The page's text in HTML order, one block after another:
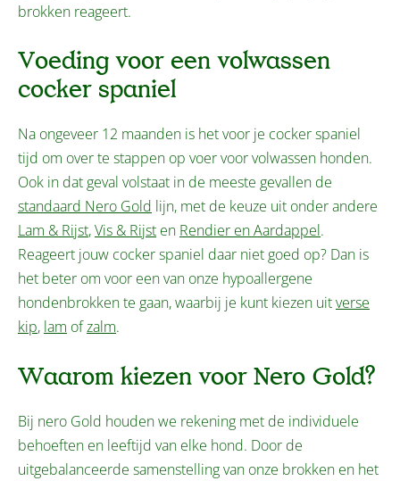
brokken reageert.
Voeding voor een volwassen
cocker spaniel
Na ongeveer 12 maanden is het voor je cocker spaniel
tijd om over te stappen op voer voor volwassen honden.
Ook in dat geval volstaat in de meeste gevallen de
standaard Nero Gold lijn, met de keuze uit onder andere
Lam & Rijst,Vis & Rijst en Rendier en Aardappel.
Reageert jouw cocker spaniel daar niet goed op? Dan is
het beter om voor een van onze hypoallergene
hondenbrokken te gaan, waarbij je kunt kiezen uitverse
kip, lam ofzalm.
Waarom kiezen voor Nero Gold?
Bij nero Gold houden we rekening met de individuele
behoeften en leeftijd van elke hond. Door de
uitgebalanceerde samenstelling van onze brokken en het